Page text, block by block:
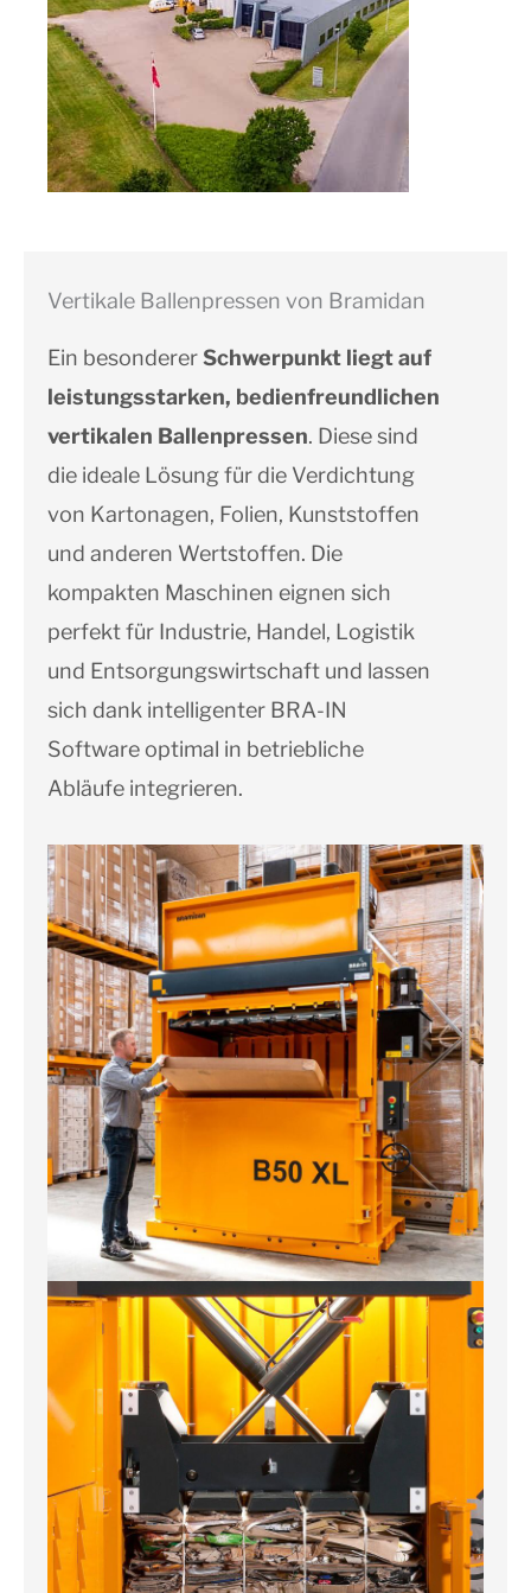
Vertikale Ballenpressen von Bramidan
Ein besondererSchwerpunkt liegt auf
leistungsstarken, bedienfreundlichen
vertikalen Ballenpressen. Diese sind
die ideale Lösung für die Verdichtung
von Kartonagen, Folien, Kunststoffen
und anderen Wertstoffen. Die
kompakten Maschinen eignen sich
perfekt für Industrie, Handel, Logistik
und Entsorgungswirtschaft und lassen
sich dank intelligenter BRA-IN
Software optimal in betriebliche
Abläufe integrieren.